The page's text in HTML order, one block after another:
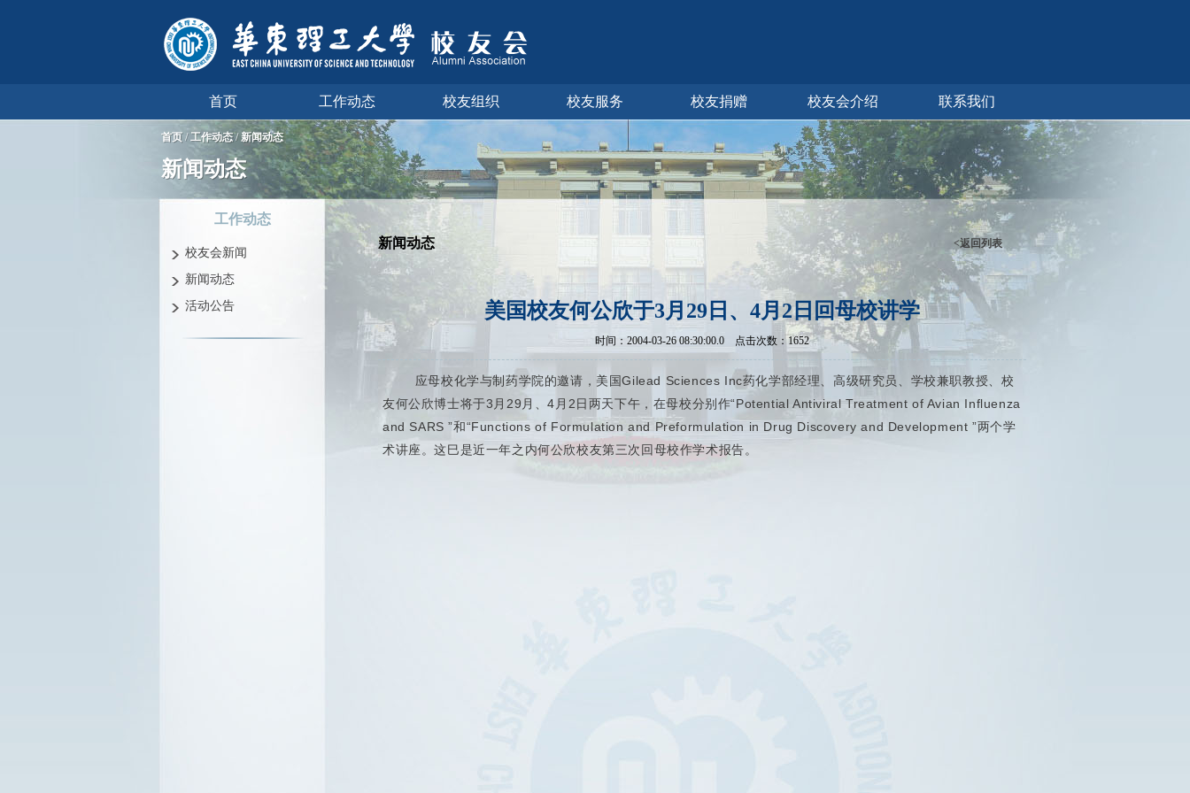
首页 工作动态 校友组织 校友服务 校友捐赠 校友会介绍 联系我们
首页/工作动态/新闻动态
新闻动态
工作动态
校友会新闻
新闻动态
活动公告
新闻动态 <返回列表
美国校友何公欣于3月29日、4月2日回母校讲学
时间： 2004-03-26 08:30:00.0 点击次数：1652